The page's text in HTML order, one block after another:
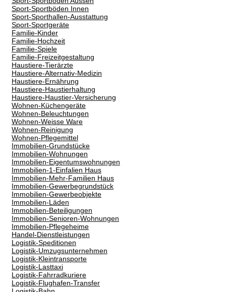
Sport-Sportböden Innen
Sport-Sporthallen-Ausstattung
Sport-Sportgeräte
Familie-Kinder
Familie-Hochzeit
Familie-Spiele
Familie-Freizeitgestaltung
Haustiere-Tierärzte
Haustiere-Alternativ-Medizin
Haustiere-Ernährung
Haustiere-Haustierhaltung
Haustiere-Haustier-Versicherung
Wohnen-Küchengeräte
Wohnen-Beleuchtungen
Wohnen-Weisse Ware
Wohnen-Reinigung
Wohnen-Pflegemittel
Immobilien-Grundstücke
Immobilien-Wohnungen
Immobilien-Eigentumswohnungen
Immobilien-1-Einfalien Haus
Immobilien-Mehr-Familien Haus
Immobilien-Gewerbegrundstück
Immobilien-Gewerbeobjekte
Immobilien-Läden
Immobilien-Beteiligungen
Immobilien-Senioren-Wohnungen
Immobilien-Pflegeheime
Handel-Dienstleistungen
Logistik-Speditionen
Logistik-Umzugsunternehmen
Logistik-Kleintransporte
Logistik-Lasttaxi
Logistik-Fahrradkuriere
Logistik-Flughafen-Transfer